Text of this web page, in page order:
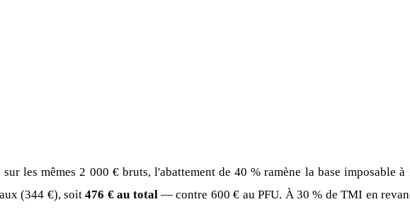
sur les mêmes 2 000 € bruts, l'abattement de 40 % ramène la base
(344 €), soit476 € au total — contre 600 € au PFU. À 30 % de TMI en